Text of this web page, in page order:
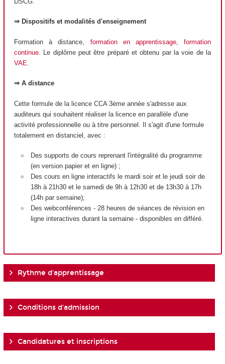
⇒ Dispositifs et modalités d'enseignement
Formation à distance, formation en apprentissage,formation
continue . Le diplôme peut être préparé et obtenu par la voie de la
VAE
⇒ A distance
Cette formule de la licence CCA 3ème année s'adresse aux
auditeurs qui souhaitent réaliser la licence en parallèle d'une
activité professionnelle ou à titre personnel. Il s'agit d'une formule
totalement en distanciel, avec :
Des supports de cours reprenant l'intégralité du programme
(en version papier et en ligne) ;
Des cours en ligne interactifs le mardi soir et le jeudi soir de
18h à 21h30 et le samedi de 9h à 12h30 et de 13h30 à 17h
(14h par semaine);
Des webconférences - 28 heures de séances de révision en
ligne interactives durant la semaine - disponibles en différé.
Rythme d'apprentissage
Conditions d'admission
Candidatures et inscriptions